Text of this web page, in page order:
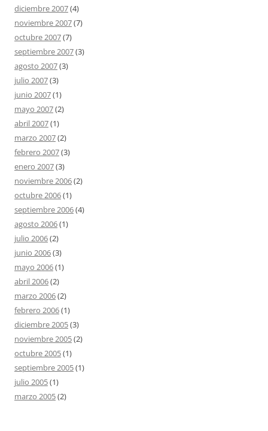
diciembre 2007(4)
noviembre 2007(7)
octubre 2007(7)
septiembre 2007(3)
agosto 2007(3)
julio 2007(3)
junio 2007(1)
mayo 2007(2)
abril 2007(1)
marzo 2007(2)
febrero 2007(3)
enero 2007(3)
noviembre 2006(2)
octubre 2006(1)
septiembre 2006(4)
agosto 2006(1)
julio 2006(2)
junio 2006(3)
mayo 2006(1)
abril 2006(2)
marzo 2006(2)
febrero 2006(1)
diciembre 2005(3)
noviembre 2005(2)
octubre 2005(1)
septiembre 2005(1)
julio 2005(1)
marzo 2005(2)